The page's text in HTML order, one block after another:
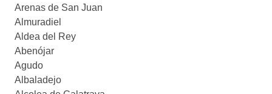
Arenas de San Juan
Almuradiel
Aldea del Rey
Abenójar
Agudo
Albaladejo